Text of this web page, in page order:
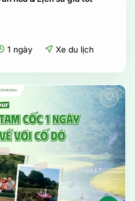
1 ngày Xe du lịch